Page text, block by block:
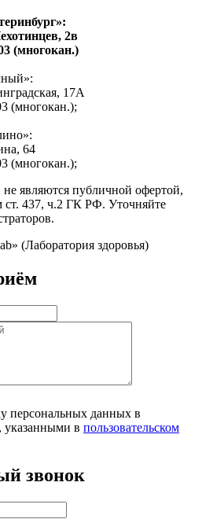
2в
(многокан.)
17А
(многокан.);
64
(многокан.);
являются публичной офертой,
ст. 437, ч.2 ГК РФ. Уточняйте
(Лаборатория здоровья)
персональных данных в
указанными в пользовательском
звонок